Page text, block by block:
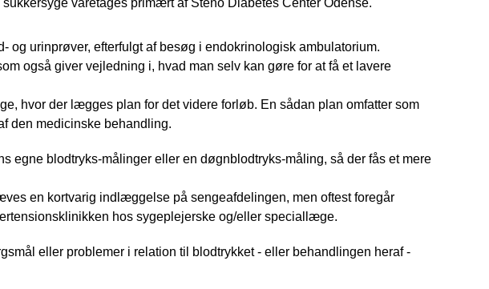
varetages primært af Steno Diabetes Center Odense.
og urinprøver, efterfulgt af besøg i endokrinologisk ambulatorium.
også giver vejledning i, hvad man selv kan gøre for at få et lavere
hvor der lægges plan for det videre forløb. En sådan plan omfatter som
den medicinske behandling.
egne blodtryks-målinger eller en døgnblodtryks-måling, så der fås et mere
en kortvarig indlæggelse på sengeafdelingen, men oftest foregår
hos sygeplejerske og/eller speciallæge.
eller problemer i relation til blodtrykket - eller behandlingen heraf -